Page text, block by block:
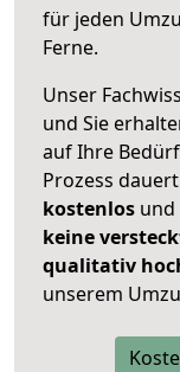
für jeden
Ferne.
Unser
und Sie
auf Ihre
Prozess
kostenlos und
keine
qualitativ
unserem